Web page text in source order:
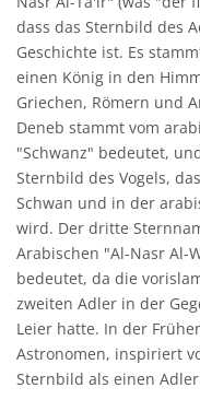
dass das Sternbild des
Geschichte ist. Es
einen König in den
Griechen, Römern und
Deneb stammt vom
"Schwanz" bedeutet,
Sternbild des Vogels,
Schwan und in der
wird. Der dritte
Arabischen "Al-Nasr Al-
bedeutet, da die
zweiten Adler in der
Leier hatte. In der
Astronomen, inspiriert
Sternbild als einen